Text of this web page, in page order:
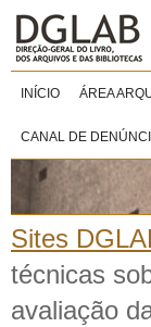
INÍCIO ÁREA
CANAL DE
Sites
técnicas
avaliação